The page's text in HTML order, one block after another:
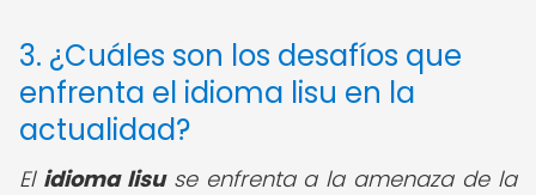
3. ¿Cuáles son los desafíos que
enfrenta el idioma lisu en la
actualidad?
El idioma lisuse enfrenta a la amenaza de la